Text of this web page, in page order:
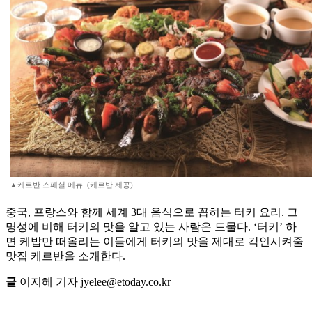
▲케르반 스페셜 메뉴. (케르반 제공)
중국, 프랑스와 함께 세계 3대 음식으로 꼽히는 터키 요리. 그
명성에 비해 터키의 맛을 알고 있는 사람은 드물다. ‘터키’ 하
면 케밥만 떠올리는 이들에게 터키의 맛을 제대로 각인시켜줄
맛집 케르반을 소개한다.
글 이지혜 기자 jyelee@etoday.co.kr